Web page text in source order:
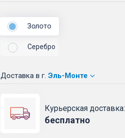
Золото
Серебро
Доставка в г. Эль-Монте
Курьерская доставка:
бесплатно